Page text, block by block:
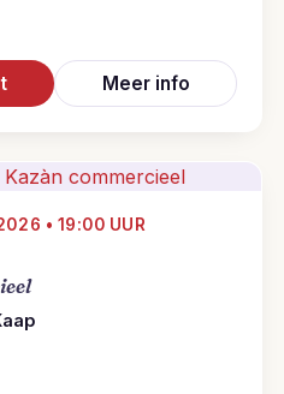
Meer info
• 19:00 UUR